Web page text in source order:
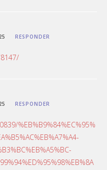
RESPONDER
RESPONDER
%EB%B9%84%EC%95%